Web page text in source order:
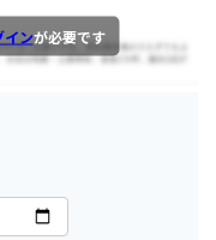
インが必要です